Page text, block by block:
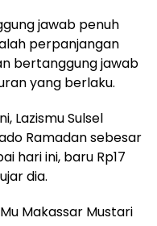
jawab penuh
perpanjangan
bertanggung jawab
yang berlaku.
Lazismu Sulsel
Ramadan sebesar
hari ini, baru Rp17
dia.
Makassar Mustari